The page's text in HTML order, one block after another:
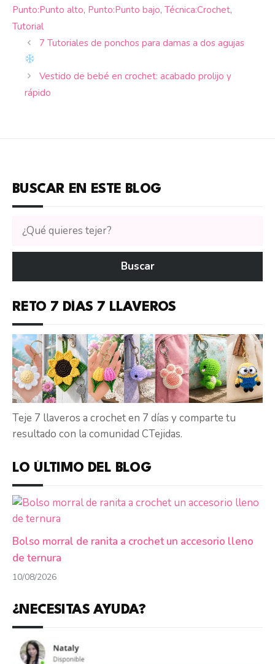
Punto:Punto alto, Punto:Punto bajo, Técnica:Crochet,
Tutorial
7 Tutoriales de ponchos para damas a dos agujas
Vestido de bebé en crochet: acabado prolijo y
rápido
BUSCAR EN ESTE BLOG
Buscar
tutoriales
en
Buscar
RETO 7 DÍAS 7 LLAVEROS
Teje 7 llaveros a crochet en 7 días y comparte tu
resultado con la comunidad CTejidas.
LO ÚLTIMO DEL BLOG
Bolso morral de ranita a crochet un accesorio lleno
de ternura
10/08/2026
¿NECESITAS AYUDA?